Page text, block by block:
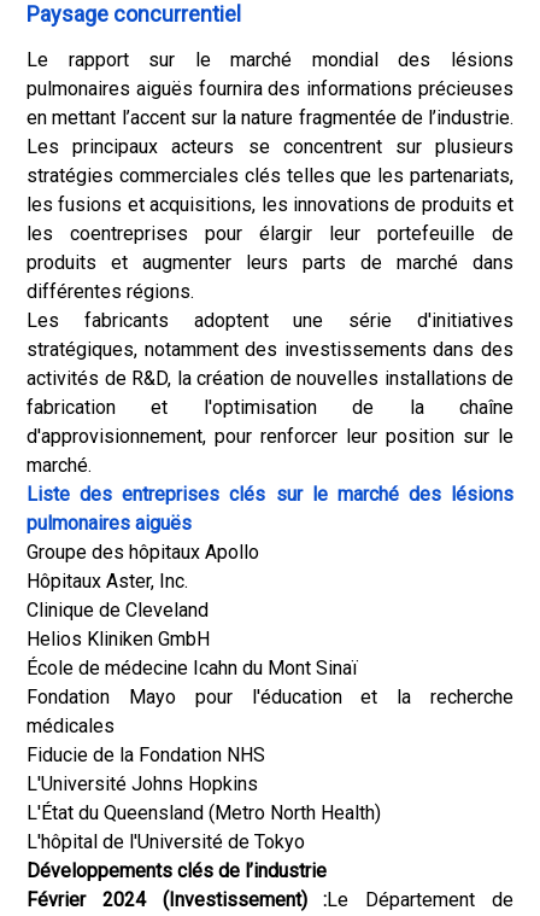
Paysage concurrentiel
Le rapport sur le marché mondial des lésions
pulmonaires aiguës fournira des informations précieuses
en mettant l’accent sur la nature fragmentée de l’industrie.
Les principaux acteurs se concentrent sur plusieurs
stratégies commerciales clés telles que les partenariats,
les fusions et acquisitions, les innovations de produits et
les coentreprises pour élargir leur portefeuille de
produits et augmenter leurs parts de marché dans
différentes régions.
Les fabricants adoptent une série d'initiatives
stratégiques, notamment des investissements dans des
activités de R&D, la création de nouvelles installations de
fabrication et l'optimisation de la chaîne
d'approvisionnement, pour renforcer leur position sur le
marché.
Liste des entreprises clés sur le marché des lésions
pulmonaires aiguës
Groupe des hôpitaux Apollo
Hôpitaux Aster, Inc.
Clinique de Cleveland
Helios Kliniken GmbH
École de médecine Icahn du Mont Sinaï
Fondation Mayo pour l'éducation et la recherche
médicales
Fiducie de la Fondation NHS
L'Université Johns Hopkins
L'État du Queensland (Metro North Health)
L'hôpital de l'Université de Tokyo
Développements clés de l’industrie
Février 2024 (Investissement) :Le Département de